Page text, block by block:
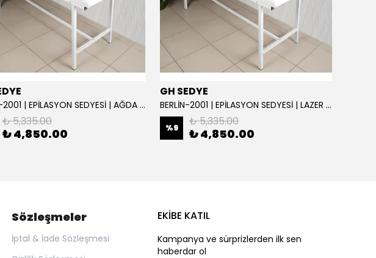
BERLİN-2001 | EPİLASYON SEDYESİ | AĞDA VE SİR SEDYE | SIRT AYARLI
₺ 5,335.00
₺ 4,850.00
GH SEDYE
BERLİN-2001 | EPİLASYON SEDYESİ | LAZER SEDYE | SIRT AYARLI
%9 ₺ 5,335.00
₺ 4,850.00
Sözleşmeler
İptal & İade Sözleşmesi
EKİBE KATIL
Kampanya ve sürprizlerden ilk sen
haberdar ol